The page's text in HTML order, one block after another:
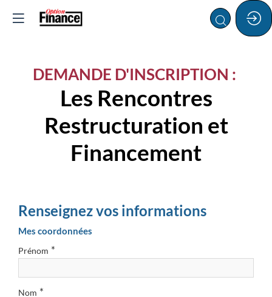
DEMANDE D'INSCRIPTION :
Les Rencontres
Restructuration et
Financement
Renseignez vos informations
Mes coordonnées
Prénom *
Nom *